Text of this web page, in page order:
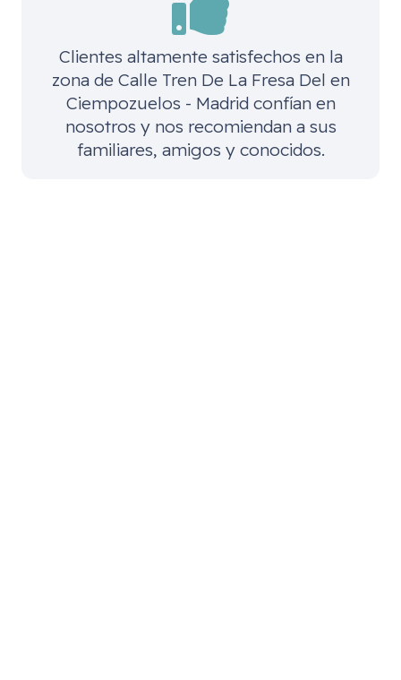
Clientes altamente satisfechos en la
zona de Calle Tren De La Fresa Del en
Ciempozuelos - Madridconfían en
nosotros y nos recomiendan a sus
familiares, amigos y conocidos.